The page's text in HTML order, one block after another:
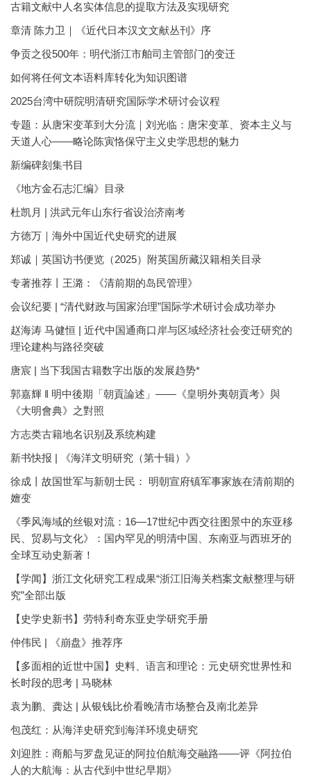
古籍文献中人名实体信息的提取方法及实现研究
章清 陈力卫｜《近代日本汉文文献丛刊》序
争贡之役500年：明代浙江市舶司主管部门的变迁
如何将任何文本语料库转化为知识图谱
2025台湾中研院明清研究国际学术研讨会议程
专题：从唐宋变革到大分流｜刘光临：唐宋变革、资本主义与
天道人心——略论陈寅恪保守主义史学思想的魅力
新编碑刻集书目
《地方金石志汇编》目录
杜凯月 | 洪武元年山东行省设治济南考
方徳万｜海外中国近代史研究的进展
郑诚｜英国访书便览（2025）附英国所藏汉籍相关目录
专著推荐丨王潞：《清前期的岛民管理》
会议纪要 | “清代财政与国家治理”国际学术研讨会成功举办
赵海涛 马健恒 | 近代中国通商口岸与区域经济社会变迁研究的
理论建构与路径突破
唐宸 | 当下我国古籍数字出版的发展趋势*
郭嘉輝 ‖ 明中後期「朝貢論述」——《皇明外夷朝貢考》與
《大明會典》之對照
方志类古籍地名识别及系统构建
新书快报 | 《海洋文明研究（第十辑）》
徐成丨故国世军与新朝士民： 明朝宣府镇军事家族在清前期的
嬗变
《季风海域的丝银对流：16—17世纪中西交往图景中的东亚移
民、贸易与文化》：国内罕见的明清中国、东南亚与西班牙的
全球互动史新著！
【学闻】浙江文化研究工程成果“浙江旧海关档案文献整理与研
究”全部出版
【史学史新书】劳特利奇东亚史学研究手册
仲伟民 | 《崩盘》推荐序
【多面相的近世中国】史料、语言和理论：元史研究世界性和
长时段的思考 | 马晓林
袁为鹏、龚达 | 从银钱比价看晚清市场整合及南北差异
包茂红：从海洋史研究到海洋环境史研究
刘迎胜：商船与罗盘见证的阿拉伯航海交融路——评《阿拉伯
人的大航海：从古代到中世纪早期》